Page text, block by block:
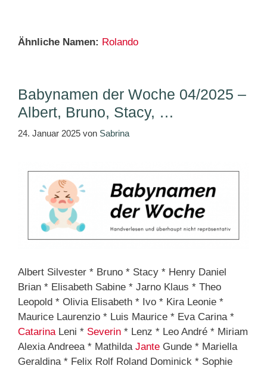
Ähnliche Namen: Rolando
Babynamen der Woche 04/2025 –
Albert, Bruno, Stacy, …
24. Januar 2025 von Sabrina
Albert Silvester * Bruno * Stacy * Henry Daniel
Brian * Elisabeth Sabine * Jarno Klaus * Theo
Leopold * Olivia Elisabeth * Ivo * Kira Leonie *
Maurice Laurenzio * Luis Maurice * Eva Carina *
Catarina Leni * Severin * Lenz * Leo André * Miriam
Alexia Andreea * Mathilda Jante Gunde * Mariella
Geraldina * Felix Rolf Roland Dominick * Sophie